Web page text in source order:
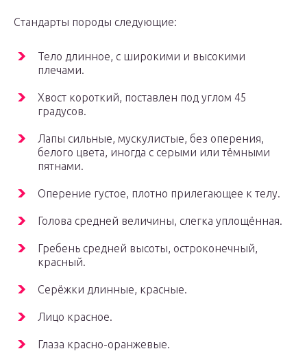
Стандарты породы следующие:
Тело длинное, с широкими и высокими
плечами.
Хвост короткий, поставлен под углом 45
градусов.
Лапы сильные, мускулистые, без оперения,
белого цвета, иногда с серыми или тёмными
пятнами.
Оперение густое, плотно прилегающее к телу.
Голова средней величины, слегка уплощённая.
Гребень средней высоты, остроконечный,
красный.
Серёжки длинные, красные.
Лицо красное.
Глаза красно-оранжевые.